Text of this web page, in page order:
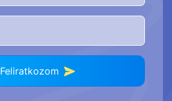
Feliratkozom